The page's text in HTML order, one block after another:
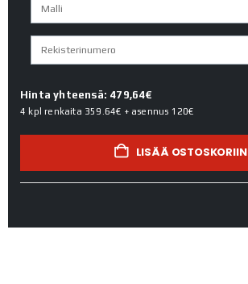
Hinta yhteensä: 479,64€
4 kpl renkaita 359.64€ + asennus 120€
LISÄÄ OSTOSKORIIN